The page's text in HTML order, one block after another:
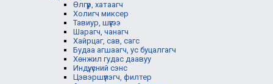
Өлгүүр, хатаагч
Холигч миксер
Тавиур, шүүгээ
Шарагч, чанагч
Хайрцаг, сав, сагс
Будаа агшаагч, ус буцалгагч
Хөнжил гудас даавуу
Индүү, үсний сэнс
Цэвэршүүлэгч, филтер